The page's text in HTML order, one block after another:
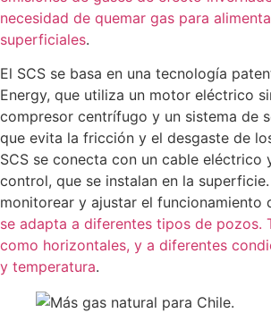
necesidad de quemar gas para
superficiales.
El SCS se basa en una tecnología
Energy, que utiliza un motor eléctrico
compresor centrífugo y un sistema de
que evita la fricción y el desgaste de
SCS se conecta con un cable eléctrico
control, que se instalan en la
monitorear y ajustar el funcionamiento
se adapta a diferentes tipos de pozos.
como horizontales, y a diferentes
y temperatura.